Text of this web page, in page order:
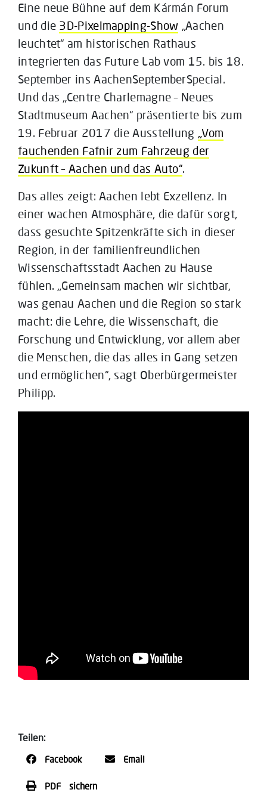
Eine neue Bühne auf dem Kármán Forum
und die 3D-Pixelmapping-Show „Aachen
leuchtet“ am historischen Rathaus
integrierten das Future Lab vom 15. bis 18.
September ins AachenSeptemberSpecial.
Und das „Centre Charlemagne – Neues
Stadtmuseum Aachen“ präsentierte bis zum
19. Februar 2017 die Ausstellung „Vom
fauchenden Fafnir zum Fahrzeug der
Zukunft – Aachen und das Auto“.
Das alles zeigt: Aachen lebt Exzellenz. In
einer wachen Atmosphäre, die dafür sorgt,
dass gesuchte Spitzenkräfte sich in dieser
Region, in der familienfreundlichen
Wissenschaftsstadt Aachen zu Hause
fühlen. „Gemeinsam machen wir sichtbar,
was genau Aachen und die Region so stark
macht: die Lehre, die Wissenschaft, die
Forschung und Entwicklung, vor allem aber
die Menschen, die das alles in Gang setzen
und ermöglichen“, sagt Oberbürgermeister
Philipp.
Teilen:
Facebook Email
PDF sichern